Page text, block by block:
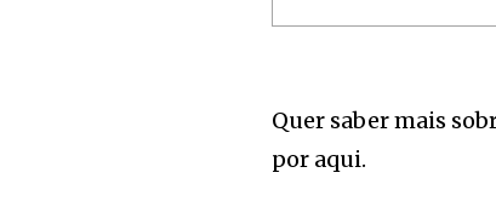
of the
the subscribe button
won't spam your inbox.
Quer saber mais
por aqui.